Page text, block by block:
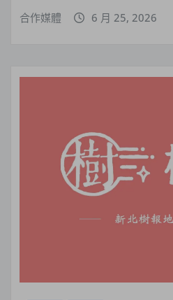
合作媒體 6 月 25, 2026